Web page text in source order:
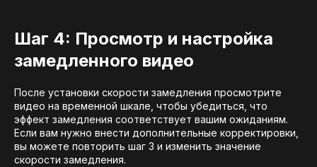
Шаг 4: Просмотр и настройка
замедленного видео
После установки скорости замедления просмотрите
видео на временной шкале, чтобы убедиться, что
эффект замедления соответствует вашим ожиданиям.
Если вам нужно внести дополнительные корректировки,
вы можете повторить шаг 3 и изменить значение
скорости замедления.